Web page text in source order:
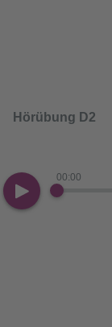
Hörübung D2
00:00